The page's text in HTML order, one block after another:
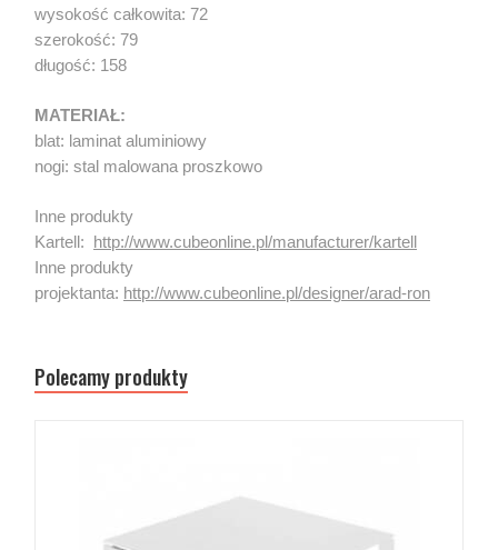
wysokość całkowita: 72
szerokość: 79
długość: 158
MATERIAŁ:
blat: laminat aluminiowy
nogi: stal malowana proszkowo
Inne produkty
Kartell:
http://www.cubeonline.pl/manufacturer/kartell
Inne produkty
projektanta: http://www.cubeonline.pl/designer/arad-ron
Polecamy produkty